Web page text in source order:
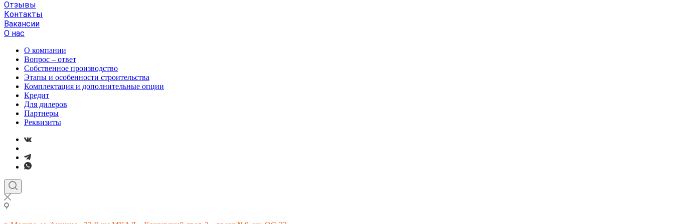
Отзывы
Контакты
Вакансии
О нас
О компании
Вопрос – ответ
Собственное производство
Этапы и особенности строительства
Комплектация и дополнительные опции
Кредит
Для дилеров
Партнеры
Реквизиты